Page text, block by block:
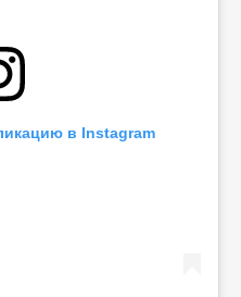
в Instagram